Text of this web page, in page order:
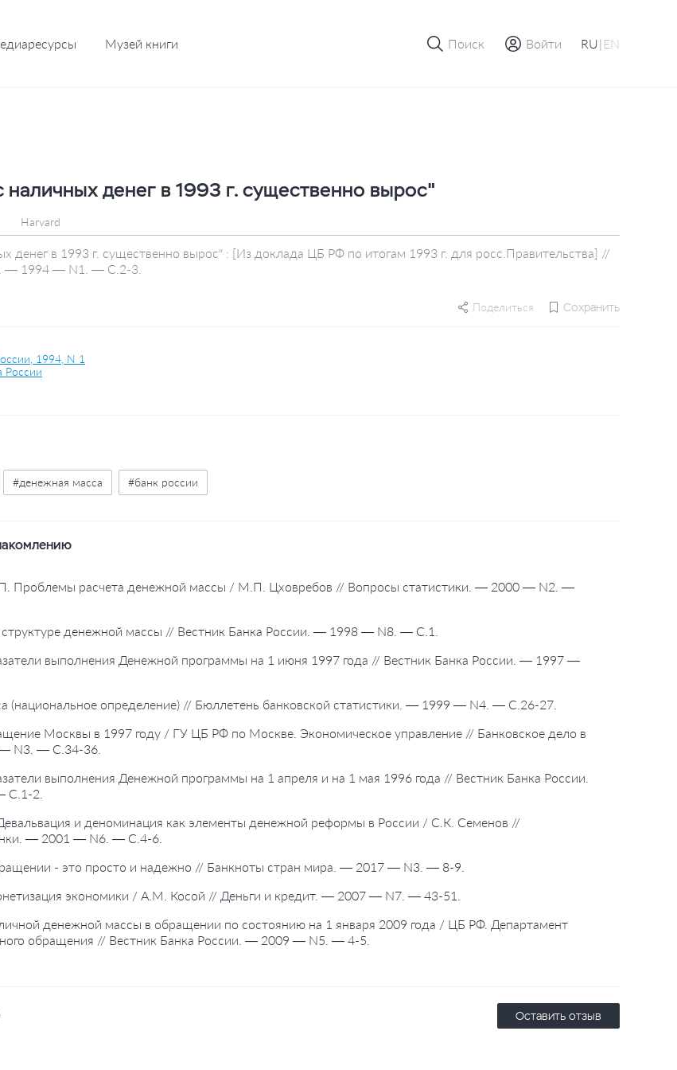
Музей книги Поиск Войти RU| EN
денег в 1993 г. существенно вырос"
Harvard
денег в 1993 г. существенно вырос" : [Из доклада ЦБ РФ по итогам 1993 г. для росс.Правительства] //
— 1994 — N1. — С.2-3.
Поделиться Сохранить
1994, N 1
России
#денежная масса #банк россии
Проблемы расчета денежной массы / М.П. Цховребов // Вопросы статистики. — 2000 — N2. —
денежной массы // Вестник Банка России. — 1998 — N8. — С.1.
выполнения Денежной программы на 1 июня 1997 года // Вестник Банка России. — 1997 —
(национальное определение) // Бюллетень банковской статистики. — 1999 — N4. — С.26-27.
Москвы в 1997 году / ГУ ЦБ РФ по Москве. Экономическое управление // Банковское дело в
N3. — С.34-36.
выполнения Денежной программы на 1 апреля и на 1 мая 1996 года // Вестник Банка России.
2.
и деноминация как элементы денежной реформы в России / С.К. Семенов //
— 2001 — N6. — С.4-6.
- это просто и надежно // Банкноты стран мира. — 2017 — N3. — 8-9.
экономики / А.М. Косой // Деньги и кредит. — 2007 — N7. — 43-51.
денежной массы в обращении по состоянию на 1 января 2009 года / ЦБ РФ. Департамент
обращения // Вестник Банка России. — 2009 — N5. — 4-5.
Оставить отзыв